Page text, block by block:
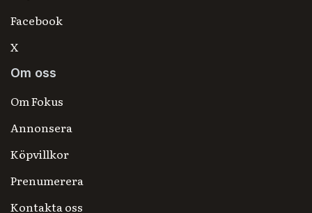
Facebook
X
Om oss
Om Fokus
Annonsera
Köpvillkor
Prenumerera
Kontakta oss